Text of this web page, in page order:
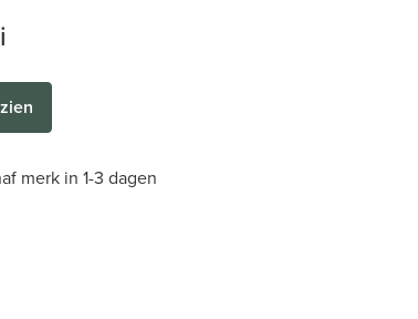
merk in 1-3 dagen